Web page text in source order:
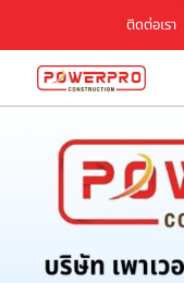
ติดต่อเรา